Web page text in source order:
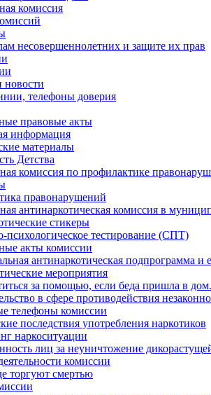
комиссия
несовершеннолетних и защите их прав
телефоны доверия
правовые акты
информация
материалы
Детства
комиссия по профилактике
правонарушений
антинаркотическая комиссия в
стикеры
психологическое тестирование (СПТ)
акты комиссии
антинаркотическая подпрограмма и
мероприятия
за помощью, если беда пришла в
в сфере противодействия
телефоны комиссии
последствия употребления наркотиков
наркоситуации
лиц за неуничтожение
комиссии
торгуют смертью